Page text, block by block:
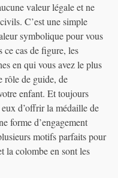
valeur légale et ne
C’est une simple
symbolique pour vous
ce cas de figure, les
en qui vous avez le plus
rôle de guide, de
enfant. Et toujours
d’offrir la médaille de
forme d’engagement
motifs parfaits pour
la colombe en sont les